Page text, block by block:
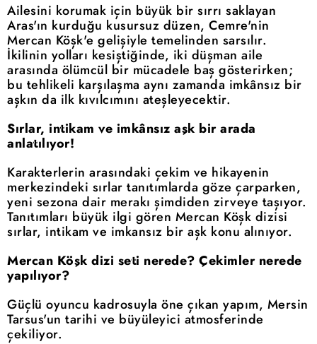
Ailesini korumak için büyük bir sırrı saklayan
Aras'ın kurduğu kusursuz düzen, Cemre'nin
Mercan Köşk'e gelişiyle temelinden sarsılır.
İkilinin yolları kesiştiğinde, iki düşman aile
arasında ölümcül bir mücadele baş gösterirken;
bu tehlikeli karşılaşma aynı zamanda imkânsız bir
aşkın da ilk kıvılcımını ateşleyecektir.
Sırlar, intikam ve imkânsız aşk bir arada
anlatılıyor!
Karakterlerin arasındaki çekim ve hikayenin
merkezindeki sırlar tanıtımlarda göze çarparken,
yeni sezona dair merakı şimdiden zirveye taşıyor.
Tanıtımları büyük ilgi gören Mercan Köşk dizisi
sırlar, intikam ve imkansız bir aşk konu alınıyor.
Mercan Köşk dizi seti nerede? Çekimler nerede
yapılıyor?
Güçlü oyuncu kadrosuyla öne çıkan yapım, Mersin
Tarsus'un tarihi ve büyüleyici atmosferinde
çekiliyor.